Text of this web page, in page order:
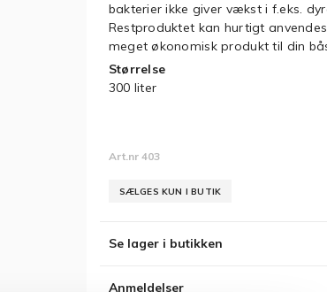
bakterier ikke giver vækst i f.eks.
Restproduktet kan hurtigt
meget økonomisk produkt til din
Størrelse
300 liter
Art.nr 403
SÆLGES KUN I BUTIK
Se lager i butikken
Anmeldelser